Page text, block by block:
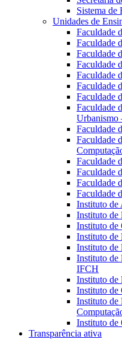
Sistema
Unidades de
Faculdade
Faculdade
Faculdade
Faculdade
Faculdade
Faculdade
Faculdade
Faculdade
Faculdade
Faculdade
Faculdade
Faculdade
Faculdade
Faculdade
Instituto de
Instituto
Instituto de
Instituto de
Instituto de
Instituto de
IFCH
Instituto de
Instituto de
Instituto de
Instituto de
Transparência ativa